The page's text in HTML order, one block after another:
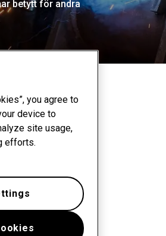
betytt för andra
you agree to
device to
site usage,
efforts.